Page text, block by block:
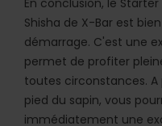
En conclusion, le Starter
Shisha de X-Bar est
démarrage. C'est une
permet de profiter
toutes circonstances.
pied du sapin, vous
immédiatement une